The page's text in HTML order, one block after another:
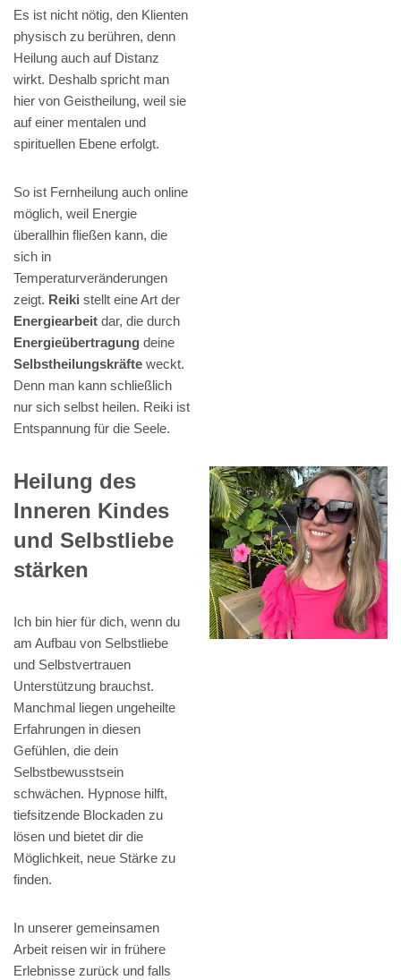
Es ist nicht nötig, den Klienten
physisch zu berühren, denn
Heilung auch auf Distanz
wirkt. Deshalb spricht man
hier von Geistheilung, weil sie
auf einer mentalen und
spirituellen Ebene erfolgt.
So ist Fernheilung auch online
möglich, weil Energie
überallhin fließen kann, die
sich in
Temperaturveränderungen
zeigt. Reiki stellt eine Art der
Energiearbeit dar, die durch
Energieübertragung deine
Selbstheilungskräfte weckt.
Denn man kann schließlich
nur sich selbst heilen. Reiki ist
Entspannung für die Seele.
Heilung des
Inneren Kindes
und Selbstliebe
stärken
Ich bin hier für dich, wenn du
am Aufbau von Selbstliebe
und Selbstvertrauen
Unterstützung brauchst.
Manchmal liegen ungeheilte
Erfahrungen in diesen
Gefühlen, die dein
Selbstbewusstsein
schwächen. Hypnose hilft,
tiefsitzende Blockaden zu
lösen und bietet dir die
Möglichkeit, neue Stärke zu
finden.
In unserer gemeinsamen
Arbeit reisen wir in frühere
Erlebnisse zurück und falls